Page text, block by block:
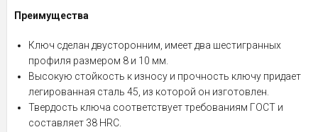
Преимущества
Ключ сделан двусторонним, имеет два шестигранных
профиля размером 8 и 10 мм.
Высокую стойкость к износу и прочность ключу придает
легированная сталь 45, из которой он изготовлен.
Твердость ключа соответствует требованиям ГОСТ и
составляет 38 HRC.